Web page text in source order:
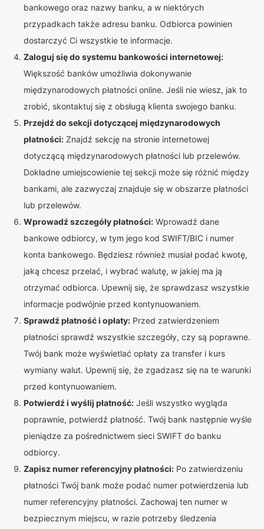
bankowego oraz nazwy banku, a w niektórych
przypadkach także adresu banku. Odbiorca powinien
dostarczyć Ci wszystkie te informacje.
Zaloguj się do systemu bankowości internetowej:
Większość banków umożliwia dokonywanie
międzynarodowych płatności online. Jeśli nie wiesz, jak to
zrobić, skontaktuj się z obsługą klienta swojego banku.
Przejdź do sekcji dotyczącej międzynarodowych
płatności: Znajdź sekcję na stronie internetowej
dotyczącą międzynarodowych płatności lub przelewów.
Dokładne umiejscowienie tej sekcji może się różnić między
bankami, ale zazwyczaj znajduje się w obszarze płatności
lub przelewów.
Wprowadź szczegóły płatności: Wprowadź dane
bankowe odbiorcy, w tym jego kod SWIFT/BIC i numer
konta bankowego. Będziesz również musiał podać kwotę,
jaką chcesz przelać, i wybrać walutę, w jakiej ma ją
otrzymać odbiorca. Upewnij się, że sprawdzasz wszystkie
informacje podwójnie przed kontynuowaniem.
Sprawdź płatność i opłaty: Przed zatwierdzeniem
płatności sprawdź wszystkie szczegóły, czy są poprawne.
Twój bank może wyświetlać opłaty za transfer i kurs
wymiany walut. Upewnij się, że zgadzasz się na te warunki
przed kontynuowaniem.
Potwierdź i wyślij płatność: Jeśli wszystko wygląda
poprawnie, potwierdź płatność. Twój bank następnie wyśle
pieniądze za pośrednictwem sieci SWIFT do banku
odbiorcy.
Zapisz numer referencyjny płatności: Po zatwierdzeniu
płatności Twój bank może podać numer potwierdzenia lub
numer referencyjny płatności. Zachowaj ten numer w
bezpiecznym miejscu, w razie potrzeby śledzenia